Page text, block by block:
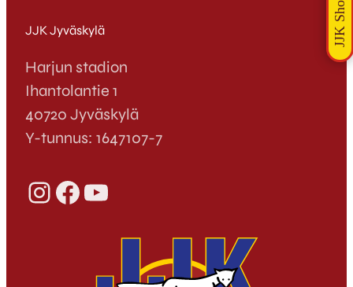
JJK Jyväskylä
Harjun stadion
Ihantolantie 1
40720 Jyväskylä
Y-tunnus: 1647107-7
InstagramFacebook YouTube